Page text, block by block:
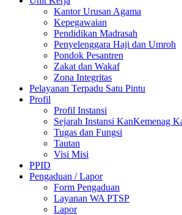
Kantor Urusan Agama
Kepegawaian
Pendidikan Madrasah
Penyelenggara Haji dan Umroh
Pondok Pesantren
Zakat dan Wakaf
Zona Integritas
Pelayanan Terpadu Satu Pintu
Profil
Profil Instansi
Sejarah Instansi KanKemenag
Tugas dan Fungsi
Tautan
Visi Misi
PPID
Pengaduan / Lapor
Form Pengaduan
Layanan WA PTSP
Lapor